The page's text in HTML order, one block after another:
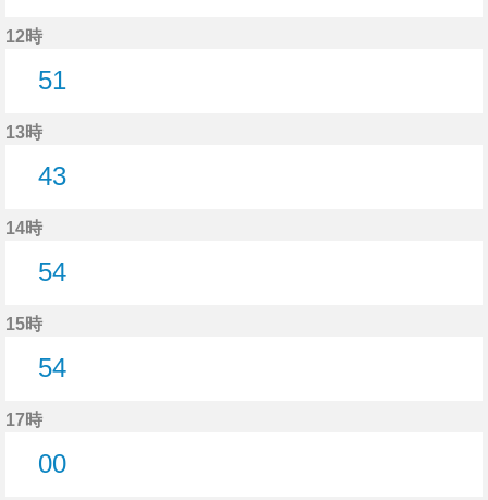
12時
51
13時
43
14時
54
15時
54
17時
00